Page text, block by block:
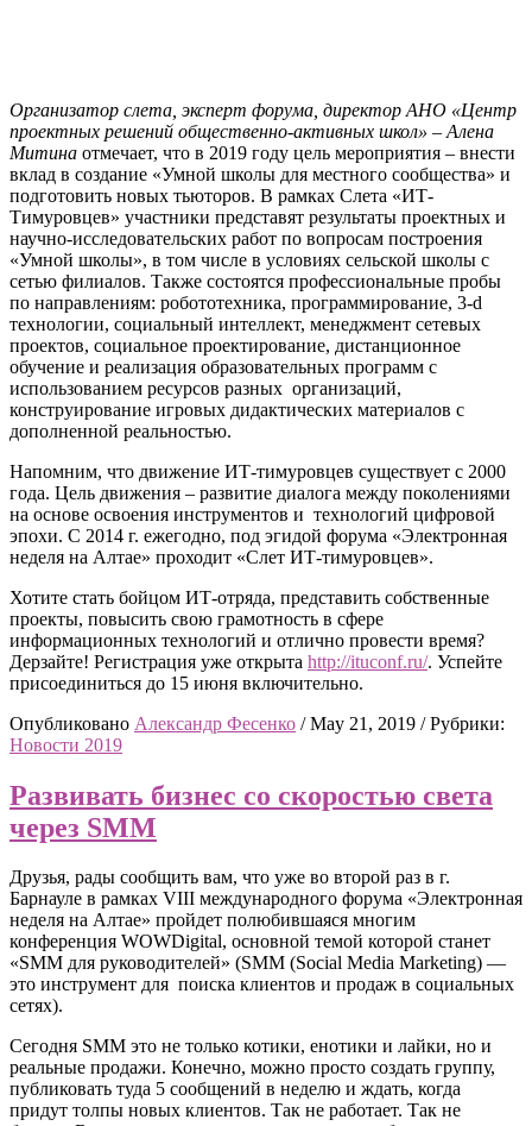
Организатор слета, эксперт форума, директор АНО «Центр
проектных решений общественно-активных школ» – Алена
Митина отмечает, что в 2019 году цель мероприятия – внести
вклад в создание «Умной школы для местного сообщества» и
подготовить новых тьюторов. В рамках Слета «ИТ-
Тимуровцев» участники представят результаты проектных и
научно-исследовательских работ по вопросам построения
«Умной школы», в том числе в условиях сельской школы с
сетью филиалов. Также состоятся профессиональные пробы
по направлениям: робототехника, программирование, 3-d
технологии, социальный интеллект, менеджмент сетевых
проектов, социальное проектирование, дистанционное
обучение и реализация образовательных программ с
использованием ресурсов разных организаций,
конструирование игровых дидактических материалов с
дополненной реальностью.
Напомним, что движение ИТ-тимуровцев существует с 2000
года. Цель движения – развитие диалога между поколениями
на основе освоения инструментов и технологий цифровой
эпохи. С 2014 г. ежегодно, под эгидой форума «Электронная
неделя на Алтае» проходит «Слет ИТ-тимуровцев».
Хотите стать бойцом ИТ-отряда, представить собственные
проекты, повысить свою грамотность в сфере
информационных технологий и отлично провести время?
Дерзайте! Регистрация уже открыта http://ituconf.ru/. Успейте
присоединиться до 15 июня включительно.
Опубликовано Александр Фесенко / May 21, 2019 / Рубрики:
Новости 2019
Развивать бизнес со скоростью света
через SMM
Друзья, рады сообщить вам, что уже во второй раз в г.
Барнауле в рамках VIII международного форума «Электронная
неделя на Алтае» пройдет полюбившаяся многим
конференция WOWDigital, основной темой которой станет
«SMM для руководителей» (SMM (Social Media Marketing) —
это инструмент для поиска клиентов и продаж в социальных
сетях).
Сегодня SMM это не только котики, енотики и лайки, но и
реальные продажи. Конечно, можно просто создать группу,
публиковать туда 5 сообщений в неделю и ждать, когда
придут толпы новых клиентов. Так не работает. Так не